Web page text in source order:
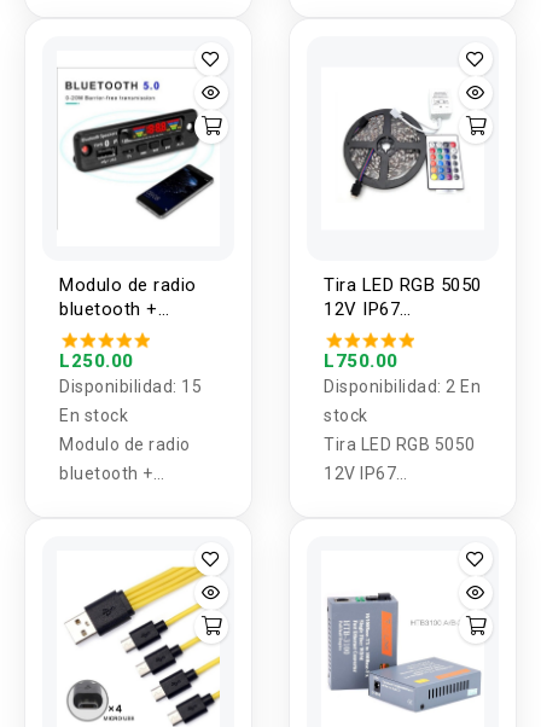
Modulo de radio
bluetooth +
control 5v
L250.00
Disponibilidad: 15
En stock
Modulo de radio
bluetooth +
Tira LED RGB 5050
12V IP67
Impermeable
multicolor 5
metros
L750.00
Disponibilidad: 2 En
stock
Tira LED RGB 5050
12V IP67